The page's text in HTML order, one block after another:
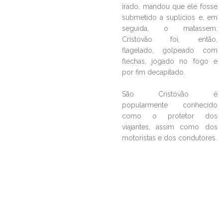
Retiro diocesano do Movimento
Mães que Oram Pelos Filhos
Ouça a notícia
irado, mandou que ele fosse
submetido a suplícios e, em
seguida, o matassem.
Cristóvão foi, então,
flagelado, golpeado com
flechas, jogado no fogo e
por fim decapitado.
São Cristóvão é
popularmente conhecido
como o protetor dos
viajantes, assim como dos
motoristas e dos condutores.